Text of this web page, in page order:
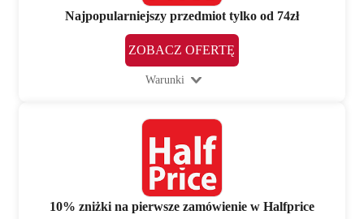
Najpopularniejszy przedmiot tylko od 74zł
ZOBACZ OFERTĘ
Warunki
10% zniżki na pierwsze zamówienie w Halfprice